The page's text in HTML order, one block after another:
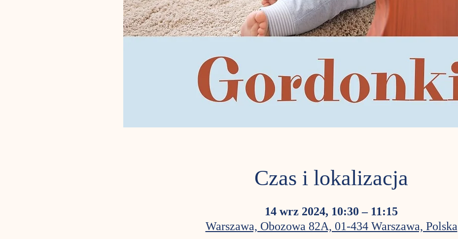
Czas i lokalizacja
14 wrz 2024, 10:30 – 11:15
Warszawa, Obozowa 82A, 01-434 Warszawa, Polska